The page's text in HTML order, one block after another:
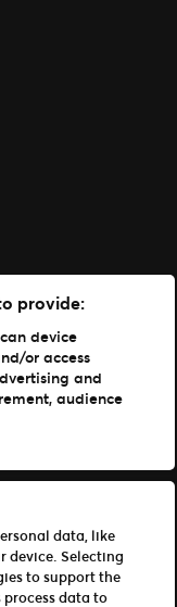
provide:
device
or access
and
audience
data, like
device. Selecting
to support the
process data to